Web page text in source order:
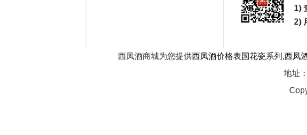
1)
2)
西凤酒商城为您提供西凤酒价格表国花瓷系列,西凤
地址